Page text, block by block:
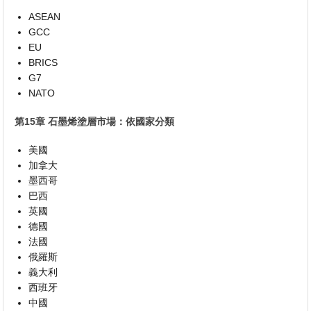
ASEAN
GCC
EU
BRICS
G7
NATO
第15章 石墨烯塗層市場：依國家分類
美國
加拿大
墨西哥
巴西
英國
德國
法國
俄羅斯
義大利
西班牙
中國